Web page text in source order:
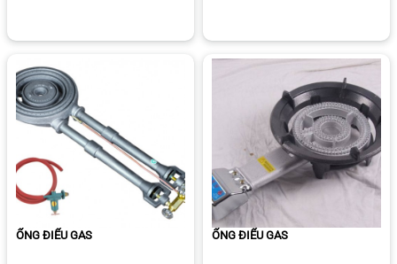
ỐNG ĐIẾU GAS ỐNG ĐIẾU GAS